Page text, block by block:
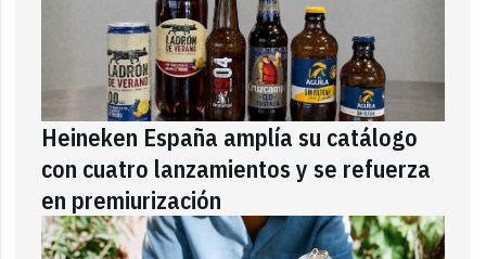
Heineken España amplía su catálogo
con cuatro lanzamientos y se refuerza
en premiurización